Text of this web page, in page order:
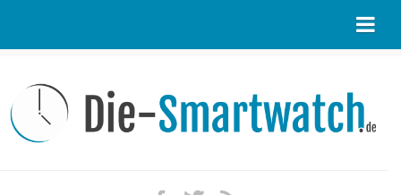
Kontakt / Tipp geben
Impressum